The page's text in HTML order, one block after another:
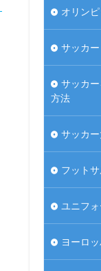
オリン
サッカー
サッカ
方法
サッカ
フット
ユニフ
ヨーロ